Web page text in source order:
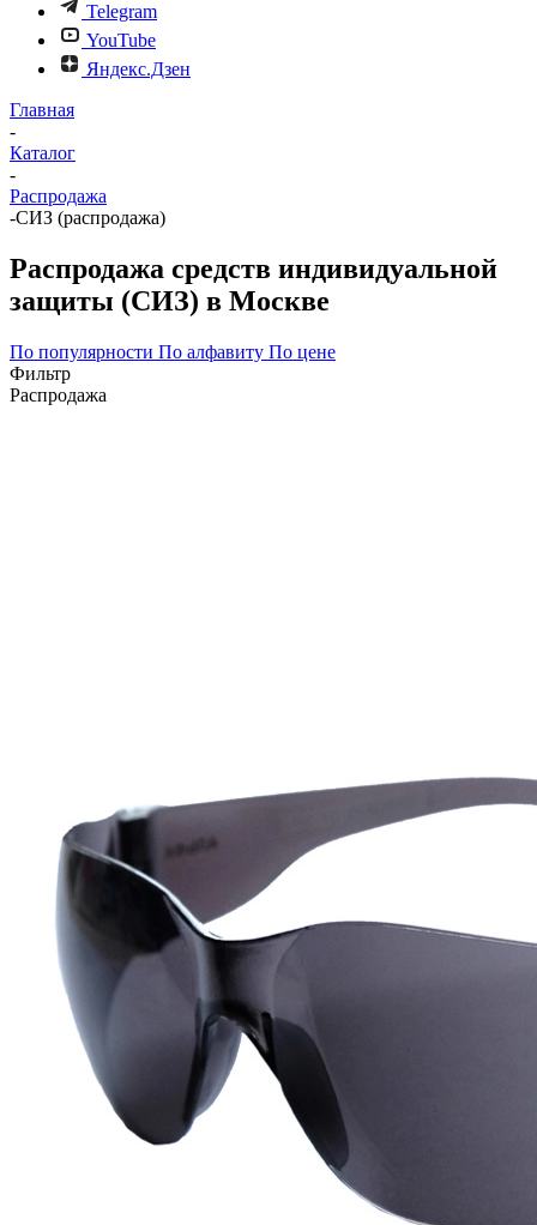
Telegram
YouTube
Яндекс.Дзен
Главная
-
Каталог
-
Распродажа
-СИЗ (распродажа)
Распродажа средств индивидуальной
защиты (СИЗ) в Москве
По популярности По алфавиту По цене
Фильтр
Распродажа